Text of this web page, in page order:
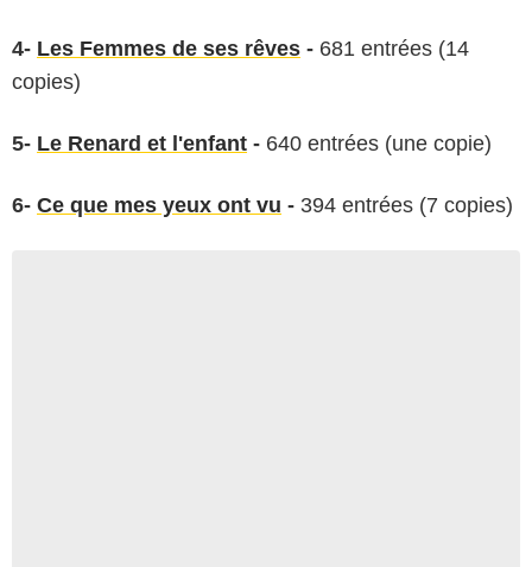
4- Les Femmes de ses rêves - 681 entrées (14
copies)
5- Le Renard et l'enfant - 640 entrées (une copie)
6- Ce que mes yeux ont vu - 394 entrées (7 copies)